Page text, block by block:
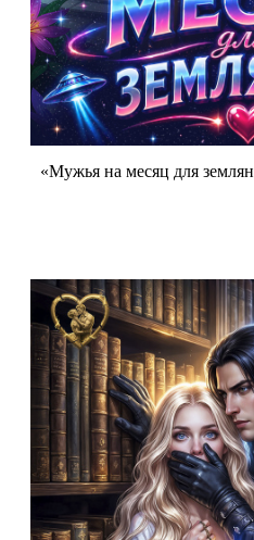
«Мужья на месяц для